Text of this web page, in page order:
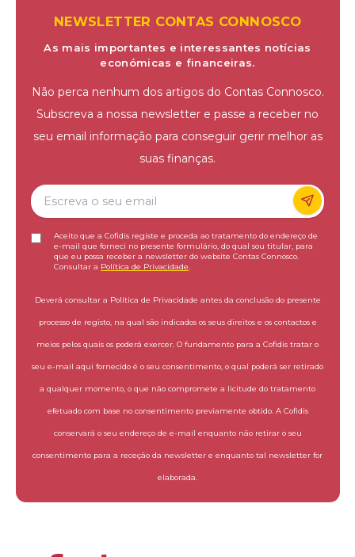
NEWSLETTER CONTAS CONNOSCO
As mais importantes e interessantes notícias
económicas e financeiras.
Não perca nenhum dos artigos do Contas Connosco.
Subscreva a nossa newsletter e passe a receber no
seu email informação para conseguir gerir melhor as
suas finanças.
Aceito que a Cofidis registe e proceda ao tratamento do endereço de
e-mail que forneci no presente formulário, do qual sou titular, para
que eu possa receber a newsletter do website Contas Connosco.
Consultar a Política de Privacidade
Deverá consultar a Política de Privacidade antes da conclusão do presente
processo de registo, na qual são indicados os seus direitos e os contactos e
meios pelos quais os poderá exercer. O fundamento para a Cofidis tratar o
seu e-mail aqui fornecido é o seu consentimento, o qual poderá ser retirado
a qualquer momento, o que não compromete a licitude do tratamento
efetuado com base no consentimento previamente obtido. A Cofidis
conservará o seu endereço de e-mail enquanto não retirar o seu
consentimento para a receção da newsletter e enquanto tal newsletter for
elaborada.